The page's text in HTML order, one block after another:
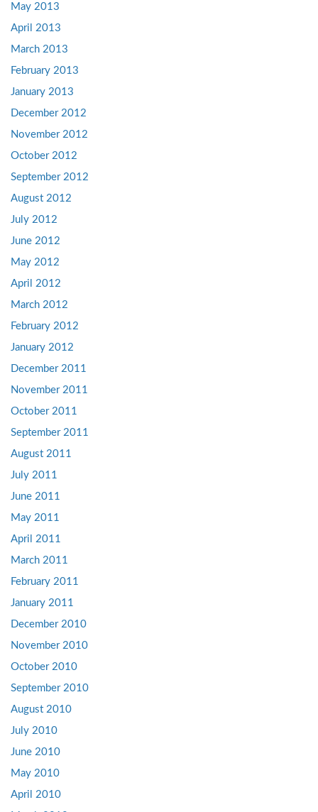
May 2013
April 2013
March 2013
February 2013
January 2013
December 2012
November 2012
October 2012
September 2012
August 2012
July 2012
June 2012
May 2012
April 2012
March 2012
February 2012
January 2012
December 2011
November 2011
October 2011
September 2011
August 2011
July 2011
June 2011
May 2011
April 2011
March 2011
February 2011
January 2011
December 2010
November 2010
October 2010
September 2010
August 2010
July 2010
June 2010
May 2010
April 2010